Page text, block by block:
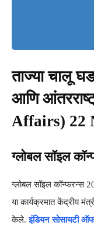
ताज्या चालू
आणि
Affairs) 22
ग्लोबल सॉइल
ग्लोबल सॉइल कॉन्फरन्स
या कार्यक्रमात केंद्रीय
केले.इंडियन सोसायटी